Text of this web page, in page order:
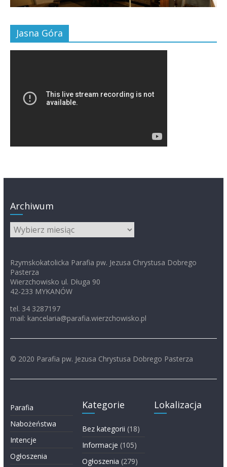
Jasna Góra
Archiwum
Archiwum
Rzymskokatolicka Parafia pw. Jezusa Chrystusa Dobrego
Pasterza
Wierzchowisko ul. Długa 90
42-233 MYKANÓW
tel. 34 3287197
mail: kancelaria@parafia.wierzchowisko.pl
© 2020 Parafia pw. Jezusa Chrystusa Dobrego Pasterza
Parafia
Nabożeństwa
Intencje
Ogłoszenia
Kategorie
Bez kategorii (18)
Informacje (105)
Ogłoszenia (279)
Lokalizacja